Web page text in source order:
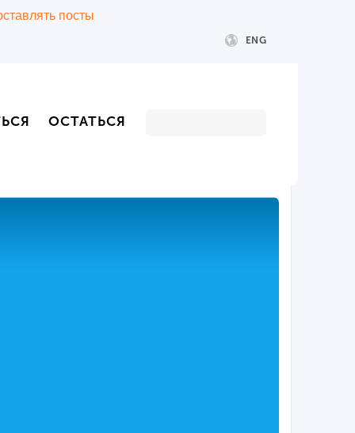
посты
ENG
ОСТАТЬСЯ